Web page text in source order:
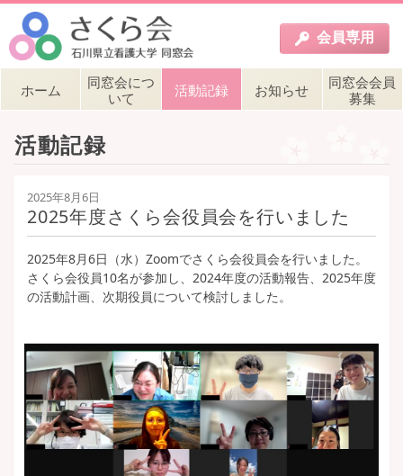
会員専用
ホーム
同窓会につ
いて
活動記録 お知らせ
同窓会会員
募集
活動記録
2025年8月6日
2025年度さくら会役員会を行いました
2025年8月6日（水）Zoomでさくら会役員会を行いました。
さくら会役員10名が参加し、2024年度の活動報告、2025年度
の活動計画、次期役員について検討しました。